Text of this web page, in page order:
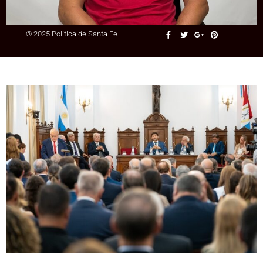
© 2025 Política de Santa Fe